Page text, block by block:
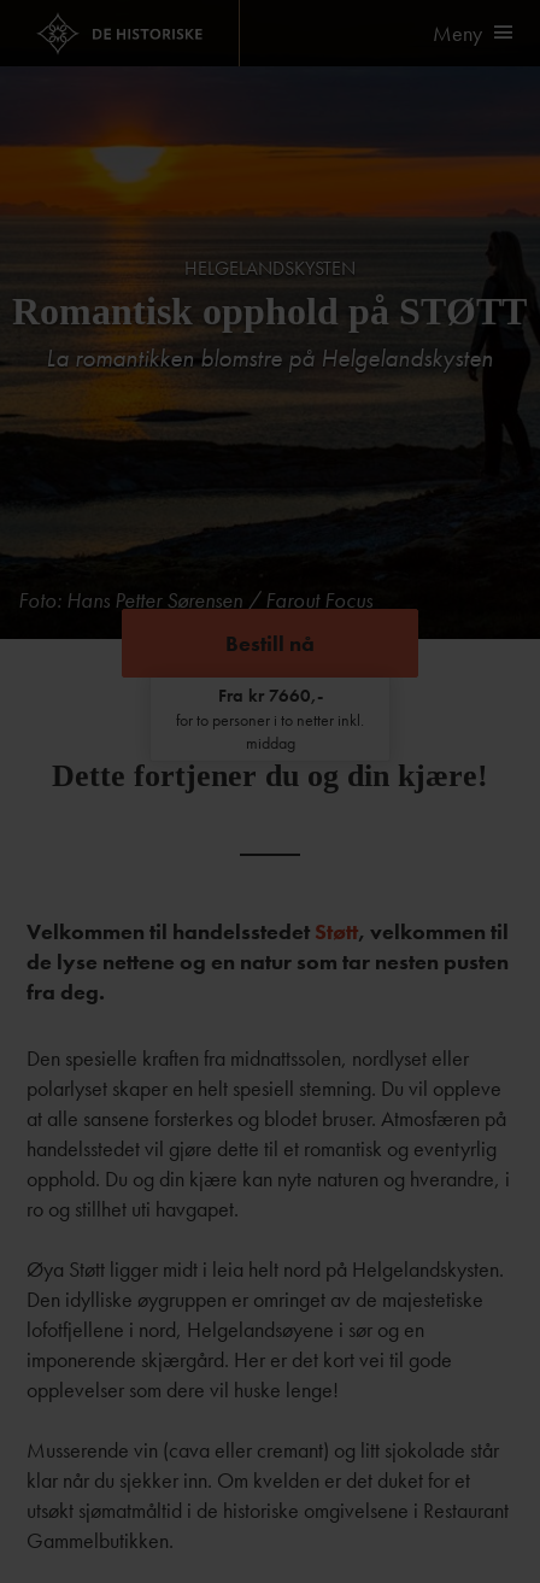
Meny
Foto: Hans Petter Sørensen / Farout Focus
HELGELANDSKYSTEN
Romantisk opphold på STØTT
La romantikken blomstre på Helgelandskysten
Bestill nå
Fra kr 7660,-
for to personer i to netter inkl.
middag
Dette fortjener du og din kjære!
Velkommen til handelsstedet Støtt, velkommen til
de lyse nettene og en natur som tar nesten pusten
fra deg.
Den spesielle kraften fra midnattssolen, nordlyset eller
polarlyset skaper en helt spesiell stemning. Du vil oppleve
at alle sansene forsterkes og blodet bruser. Atmosfæren på
handelsstedet vil gjøre dette til et romantisk og eventyrlig
opphold. Du og din kjære kan nyte naturen og hverandre, i
ro og stillhet uti havgapet.
Øya Støtt ligger midt i leia helt nord på Helgelandskysten.
Den idylliske øygruppen er omringet av de majestetiske
lofotfjellene i nord, Helgelandsøyene i sør og en
imponerende skjærgård. Her er det kort vei til gode
opplevelser som dere vil huske lenge!
Musserende vin (cava eller cremant) og litt sjokolade står
klar når du sjekker inn. Om kvelden er det duket for et
utsøkt sjømatmåltid i de historiske omgivelsene i Restaurant
Gammelbutikken.